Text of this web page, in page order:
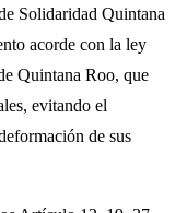
Solidaridad Quintana
acorde con la ley
Quintana Roo, que
evitando el
de sus